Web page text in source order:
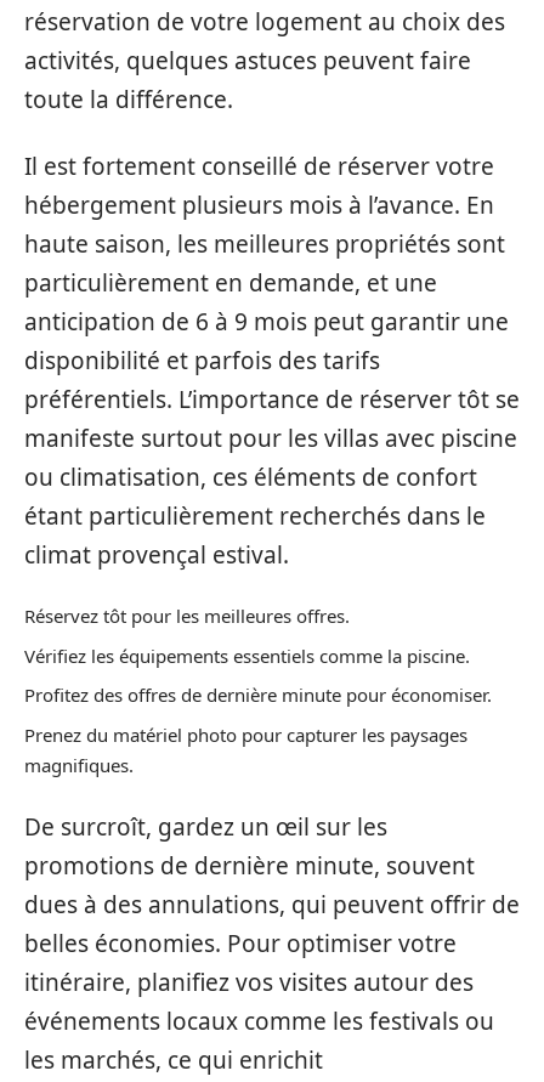
réservation de votre logement au choix des
activités, quelques astuces peuvent faire
toute la différence.
Il est fortement conseillé de réserver votre
hébergement plusieurs mois à l’avance. En
haute saison, les meilleures propriétés sont
particulièrement en demande, et une
anticipation de 6 à 9 mois peut garantir une
disponibilité et parfois des tarifs
préférentiels. L’importance de réserver tôt se
manifeste surtout pour les villas avec piscine
ou climatisation, ces éléments de confort
étant particulièrement recherchés dans le
climat provençal estival.
Réservez tôt pour les meilleures offres.
Vérifiez les équipements essentiels comme la piscine.
Profitez des offres de dernière minute pour économiser.
Prenez du matériel photo pour capturer les paysages
magnifiques.
De surcroît, gardez un œil sur les
promotions de dernière minute, souvent
dues à des annulations, qui peuvent offrir de
belles économies. Pour optimiser votre
itinéraire, planifiez vos visites autour des
événements locaux comme les festivals ou
les marchés, ce qui enrichit